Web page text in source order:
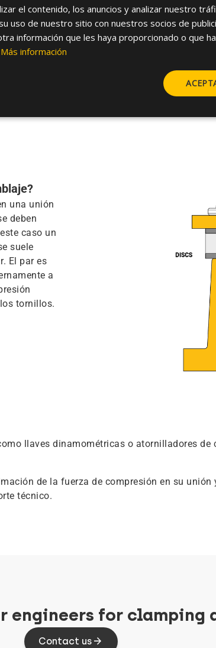
mayor
del
a las
es el paso
esta
apriete.
una unión
deben
caso un
suele
El par es
a
tornillos.
llaves dinamométricas o atornilladores
de la fuerza de compresión en su
técnico.
for clamping
Contact us
el contenido, los anuncios y analizar nuestro
uso de nuestro sitio con nuestros socios de
información que les haya proporcionado o que
Más información